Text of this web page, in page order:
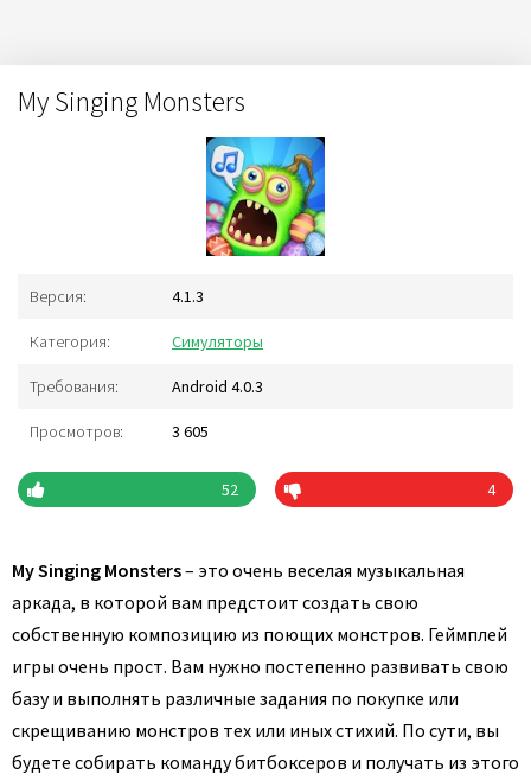
My Singing Monsters
Версия: 4.1.3
Категория: Симуляторы
Требования: Android 4.0.3
Просмотров: 3 605
52 4
My Singing Monsters– это очень веселая музыкальная
аркада, в которой вам предстоит создать свою
собственную композицию из поющих монстров. Геймплей
игры очень прост. Вам нужно постепенно развивать свою
базу и выполнять различные задания по покупке или
скрещиванию монстров тех или иных стихий. По сути, вы
будете собирать команду битбоксеров и получать из этого